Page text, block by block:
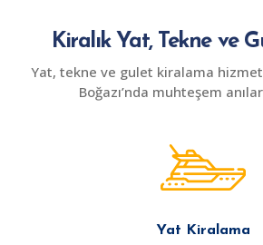
Kiralık Yat, Tekne ve
Yat, tekne ve gulet kiralama
Boğazı’nda muhteşem
Yat Kiralama